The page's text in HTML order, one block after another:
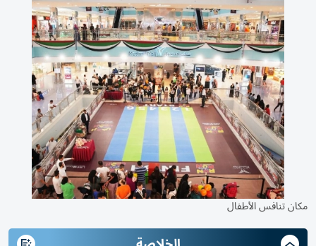
مكان تنافس الأطفال